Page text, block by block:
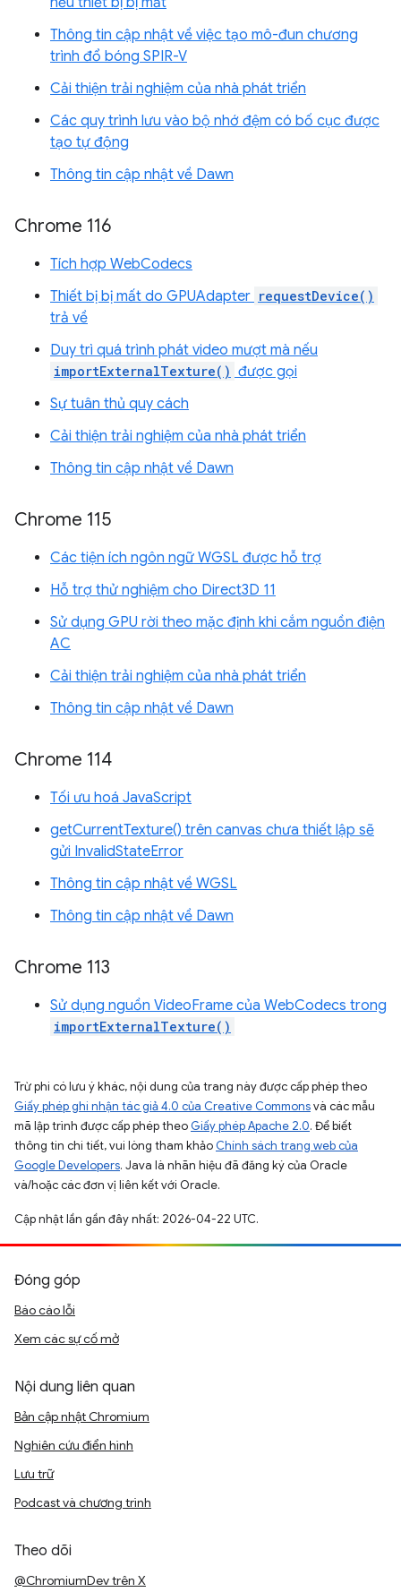
Thông tin cập nhật về việc tạo mô-đun chương
trình đổ bóng SPIR-V
Cải thiện trải nghiệm của nhà phát triển
Các quy trình lưu vào bộ nhớ đệm có bố cục được
tạo tự động
Thông tin cập nhật về Dawn
Chrome 116
Tích hợp WebCodecs
Thiết bị bị mất do GPUAdapter requestDevice()
trả về
Duy trì quá trình phát video mượt mà nếu
importExternalTexture() được gọi
Sự tuân thủ quy cách
Cải thiện trải nghiệm của nhà phát triển
Thông tin cập nhật về Dawn
Chrome 115
Các tiện ích ngôn ngữ WGSL được hỗ trợ
Hỗ trợ thử nghiệm cho Direct3D 11
Sử dụng GPU rời theo mặc định khi cắm nguồn điện
AC
Cải thiện trải nghiệm của nhà phát triển
Thông tin cập nhật về Dawn
Chrome 114
Tối ưu hoá JavaScript
getCurrentTexture() trên canvas chưa thiết lập sẽ
gửi InvalidStateError
Thông tin cập nhật về WGSL
Thông tin cập nhật về Dawn
Chrome 113
Sử dụng nguồn VideoFrame của WebCodecs trong
importExternalTexture()
Trừ phi có lưu ý khác, nội dung của trang này được cấp phép theo
Giấy phép ghi nhận tác giả 4.0 của Creative Commonsvà các mẫu
mã lập trình được cấp phép theo Giấy phép Apache 2.0. Để biết
thông tin chi tiết, vui lòng tham khảo Chính sách trang web của
Google Developers. Java là nhãn hiệu đã đăng ký của Oracle
và/hoặc các đơn vị liên kết với Oracle.
Cập nhật lần gần đây nhất: 2026-04-22 UTC.
Đóng góp
Báo cáo lỗi
Xem các sự cố mở
Nội dung liên quan
Bản cập nhật Chromium
Nghiên cứu điển hình
Lưu trữ
Podcast và chương trình
Theo dõi
@ChromiumDev trên X